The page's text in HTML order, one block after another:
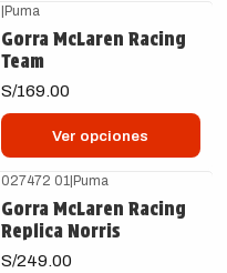
|Puma
Gorra McLaren Racing
Team
S/169.00
Ver opciones
027472 01 |Puma
Gorra McLaren Racing
Replica Norris
S/249.00